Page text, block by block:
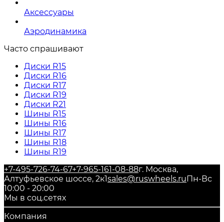
Аксессуары
Аэродинамика
Часто спрашивают
Диски R15
Диски R16
Диски R17
Диски R19
Диски R21
Шины R15
Шины R16
Шины R17
Шины R18
Шины R19
+7-495-726-74-67+7-965-161-08-88г. Москва,
Алтуфьевское шоссе, 2к1sales@ruswheels.ru Пн-Вс
10:00 - 20:00
Мы в соц.сетях
Компания